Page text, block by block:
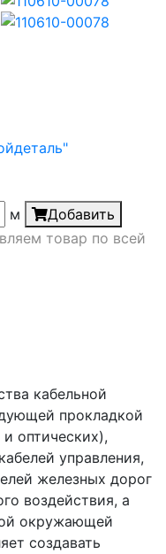
м
Добавить
товар по всей
кабельной
прокладкой
оптических),
управления,
железных дорог
воздействия, а
окружающей
создавать